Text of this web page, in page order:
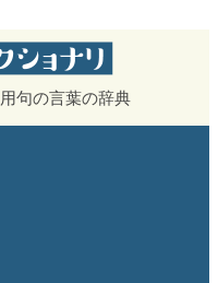
句の言葉の辞典